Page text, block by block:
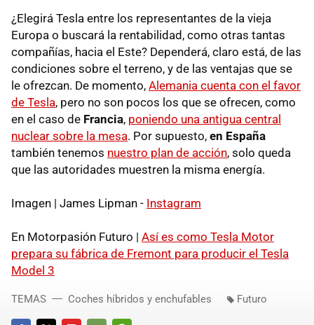
¿Elegirá Tesla entre los representantes de la vieja
Europa o buscará la rentabilidad, como otras tantas
compañías, hacia el Este? Dependerá, claro está, de las
condiciones sobre el terreno, y de las ventajas que se
le ofrezcan. De momento, Alemania cuenta con el favor
de Tesla, pero no son pocos los que se ofrecen, como
en el caso de Francia, poniendo una antigua central
nuclear sobre la mesa. Por supuesto, en España
también tenemos nuestro plan de acción, solo queda
que las autoridades muestren la misma energía.
Imagen | James Lipman - Instagram
En Motorpasión Futuro | Así es como Tesla Motor
prepara su fábrica de Fremont para producir el Tesla
Model 3
TEMAS Coches híbridos y enchufables Futuro